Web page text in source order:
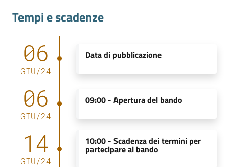
Tempi e scadenze
06
GIU/24
Data di pubblicazione
06
GIU/24
09:00 - Apertura del bando
14
GIU/24
10:00 - Scadenza dei termini per
partecipare al bando